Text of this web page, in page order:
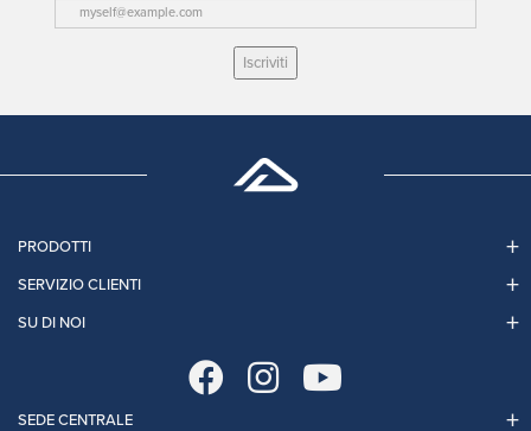
Iscriviti
PRODOTTI
SERVIZIO CLIENTI
SU DI NOI
SEDE CENTRALE